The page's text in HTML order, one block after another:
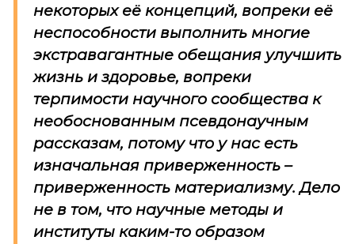
некоторых её концепций, вопреки её
неспособности выполнить многие
экстравагантные обещания улучшить
жизнь и здоровье, вопреки
терпимости научного сообщества к
необоснованным псевдонаучным
рассказам, потому что у нас есть
изначальная приверженность –
приверженность материализму. Дело
не в том, что научные методы и
институты каким-то образом